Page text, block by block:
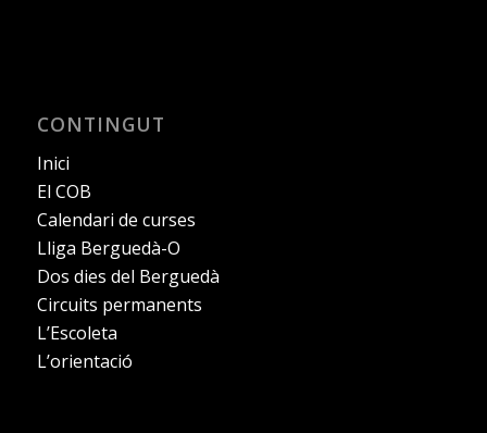
CONTINGUT
Inici
El COB
Calendari de curses
Lliga Berguedà-O
Dos dies del Berguedà
Circuits permanents
L’Escoleta
L’orientació